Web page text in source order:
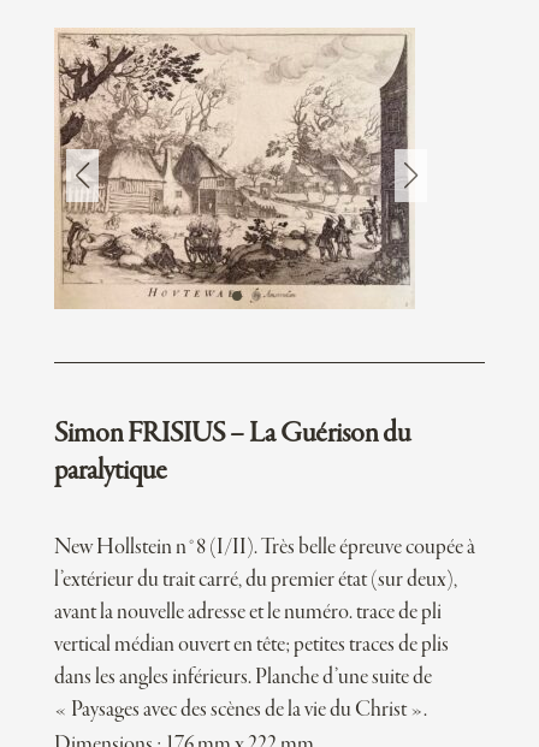
Simon FRISIUS – La Guérison du
paralytique
New Hollstein n°8 (I/II). Très belle épreuve coupée à
l’extérieur du trait carré, du premier état (sur deux),
avant la nouvelle adresse et le numéro. trace de pli
vertical médian ouvert en tête; petites traces de plis
dans les angles inférieurs. Planche d’une suite de
« Paysages avec des scènes de la vie du Christ ».